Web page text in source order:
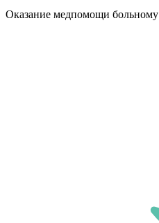
Оказание медпомощи больному